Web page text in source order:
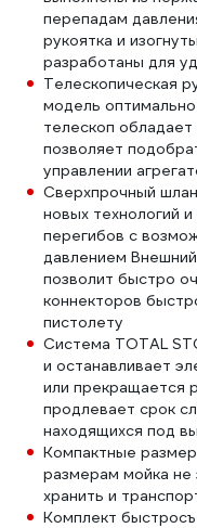
перепадам
рукоятка и
разработаны для
Телескопическая
модель
телескоп
позволяет
управлении
Сверхпрочный
новых технологий
перегибов с
давлением
позволит быстро
коннекторов
пистолету
Система TOTAL
и останавливает
или прекращается
продлевает срок
находящихся под
Компактные
размерам мойка не
хранить и
Комплект